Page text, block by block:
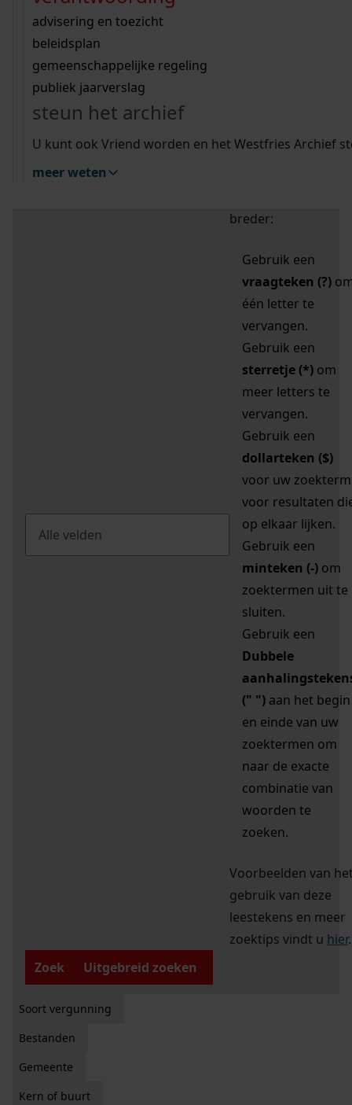
bouwvergunningen
omgevingsvergunningen
vergunningen
beeld en geluid
uitleg nodig?
Wij helpen u op weg met een aantal zoektips.
bekijk alle zoektips
Wij helpen u op weg met een aantal zoektips.
bekijk alle zoektips
bekijk ons geschiedenislokaal
advisering en toezicht
beleidsplan
gemeenschappelijke regeling
publiek jaarverslag
steun het archief
U kunt ook Vriend worden en het Westfries Archief
meer weten
zoektips
Mijn Studiezaal (inloggen)
uw zoekopdracht te
breder:
Gebruik een
vraagteken (?)
één letter te
vervangen.
Gebruik een
sterretje (*) om
meer letters te
vervangen.
Gebruik een
dollarteken ($)
voor uw zoekterm
voor resultaten
op elkaar lijken.
Gebruik een
minteken (-) om
zoektermen uit te
sluiten.
Gebruik een
Dubbele
(" ") aan het begin
en einde van uw
zoektermen om
naar de exacte
combinatie van
woorden te
zoeken.
Voorbeelden van
gebruik van deze
leestekens en meer
zoektips vindt u hier.
Zoek
Uitgebreid zoeken
Soort vergunning
Bestanden
Gemeente
Kern of buurt